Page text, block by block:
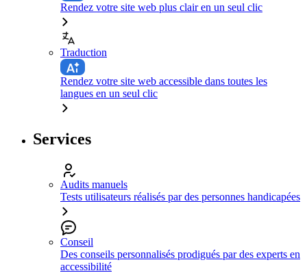
Rendez votre site web plus clair en un seul clic
Traduction
Rendez votre site web accessible dans toutes les
langues en un seul clic
Services
Audits manuels
Tests utilisateurs réalisés par des personnes handicapées
Conseil
Des conseils personnalisés prodigués par des experts en
accessibilité